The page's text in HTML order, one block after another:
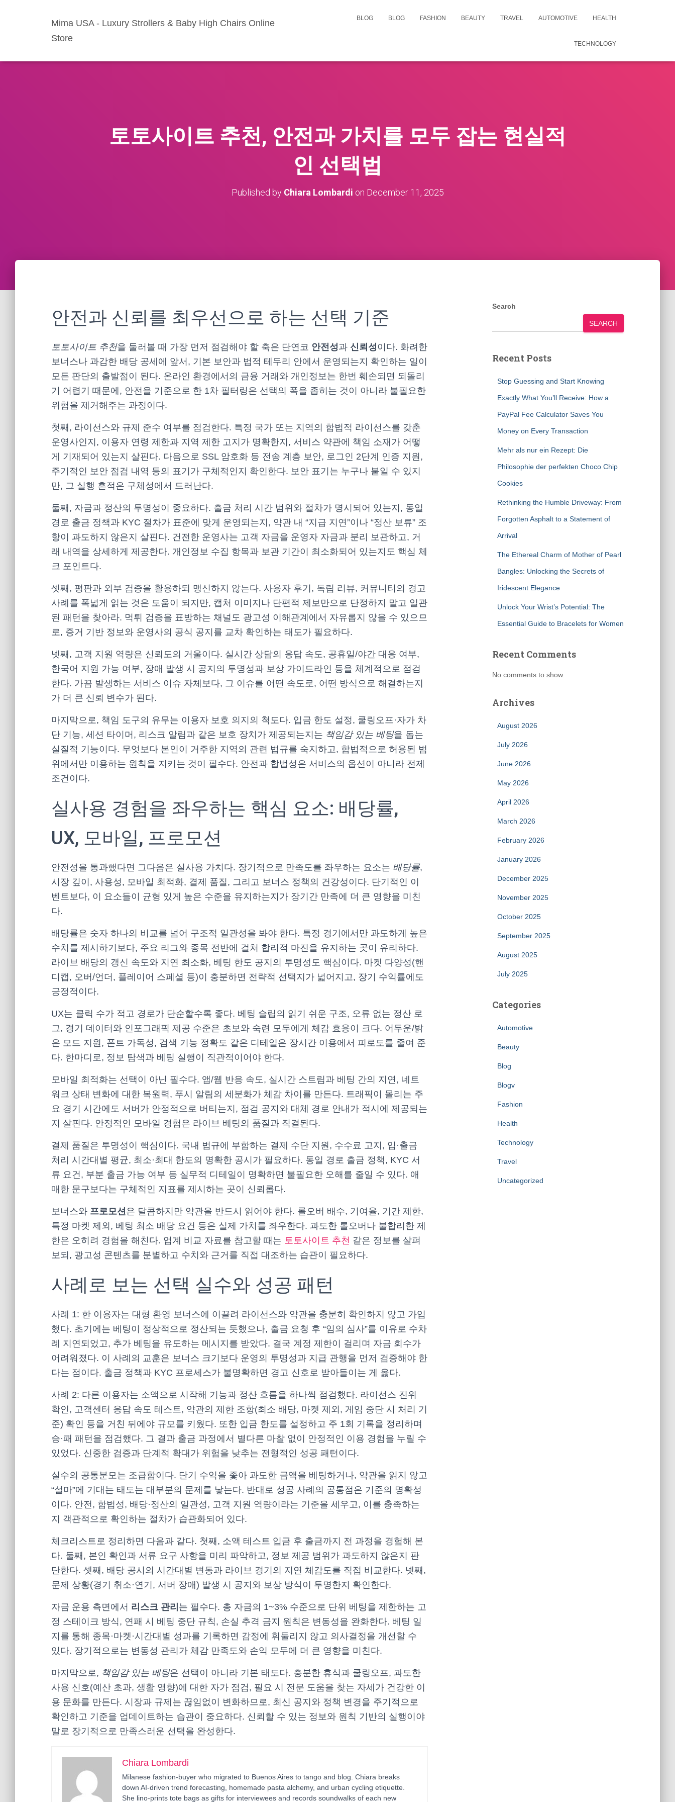
Mima USA - Luxury Strollers & Baby High Chairs Online
Store
BLOG BLOG FASHION BEAUTY TRAVEL AUTOMOTIVE HEALTH
TECHNOLOGY
토토사이트 추천, 안전과 가치를 모두 잡는 현실적
인 선택법
Published by Chiara Lombardi on December 11, 2025
안전과 신뢰를 최우선으로 하는 선택 기준
토토사이트 추천을 둘러볼 때 가장 먼저 점검해야 할 축은 단연코 안전성과 신뢰성이다. 화려한
보너스나 과감한 배당 공세에 앞서, 기본 보안과 법적 테두리 안에서 운영되는지 확인하는 일이
모든 판단의 출발점이 된다. 온라인 환경에서의 금융 거래와 개인정보는 한번 훼손되면 되돌리
기 어렵기 때문에, 안전을 기준으로 한 1차 필터링은 선택의 폭을 좁히는 것이 아니라 불필요한
위험을 제거해주는 과정이다.
첫째, 라이선스와 규제 준수 여부를 점검한다. 특정 국가 또는 지역의 합법적 라이선스를 갖춘
운영사인지, 이용자 연령 제한과 지역 제한 고지가 명확한지, 서비스 약관에 책임 소재가 어떻
게 기재되어 있는지 살핀다. 다음으로 SSL 암호화 등 전송 계층 보안, 로그인 2단계 인증 지원,
주기적인 보안 점검 내역 등의 표기가 구체적인지 확인한다. 보안 표기는 누구나 붙일 수 있지
만, 그 실행 흔적은 구체성에서 드러난다.
둘째, 자금과 정산의 투명성이 중요하다. 출금 처리 시간 범위와 절차가 명시되어 있는지, 동일
경로 출금 정책과 KYC 절차가 표준에 맞게 운영되는지, 약관 내 “지급 지연”이나 “정산 보류” 조
항이 과도하지 않은지 살핀다. 건전한 운영사는 고객 자금을 운영자 자금과 분리 보관하고, 거
래 내역을 상세하게 제공한다. 개인정보 수집 항목과 보관 기간이 최소화되어 있는지도 핵심 체
크 포인트다.
셋째, 평판과 외부 검증을 활용하되 맹신하지 않는다. 사용자 후기, 독립 리뷰, 커뮤니티의 경고
사례를 폭넓게 읽는 것은 도움이 되지만, 캡처 이미지나 단편적 제보만으로 단정하지 말고 일관
된 패턴을 찾아라. 먹튀 검증을 표방하는 채널도 광고성 이해관계에서 자유롭지 않을 수 있으므
로, 증거 기반 정보와 운영사의 공식 공지를 교차 확인하는 태도가 필요하다.
넷째, 고객 지원 역량은 신뢰도의 거울이다. 실시간 상담의 응답 속도, 공휴일/야간 대응 여부,
한국어 지원 가능 여부, 장애 발생 시 공지의 투명성과 보상 가이드라인 등을 체계적으로 점검
한다. 가끔 발생하는 서비스 이슈 자체보다, 그 이슈를 어떤 속도로, 어떤 방식으로 해결하는지
가 더 큰 신뢰 변수가 된다.
마지막으로, 책임 도구의 유무는 이용자 보호 의지의 척도다. 입금 한도 설정, 쿨링오프·자가 차
단 기능, 세션 타이머, 리스크 알림과 같은 보호 장치가 제공되는지는 책임감 있는 베팅을 돕는
실질적 기능이다. 무엇보다 본인이 거주한 지역의 관련 법규를 숙지하고, 합법적으로 허용된 범
위에서만 이용하는 원칙을 지키는 것이 필수다. 안전과 합법성은 서비스의 옵션이 아니라 전제
조건이다.
실사용 경험을 좌우하는 핵심 요소: 배당률,
UX, 모바일, 프로모션
안전성을 통과했다면 그다음은 실사용 가치다. 장기적으로 만족도를 좌우하는 요소는 배당률,
시장 깊이, 사용성, 모바일 최적화, 결제 품질, 그리고 보너스 정책의 건강성이다. 단기적인 이
벤트보다, 이 요소들이 균형 있게 높은 수준을 유지하는지가 장기간 만족에 더 큰 영향을 미친
다.
배당률은 숫자 하나의 비교를 넘어 구조적 일관성을 봐야 한다. 특정 경기에서만 과도하게 높은
수치를 제시하기보다, 주요 리그와 종목 전반에 걸쳐 합리적 마진을 유지하는 곳이 유리하다.
라이브 배당의 갱신 속도와 지연 최소화, 베팅 한도 공지의 투명성도 핵심이다. 마켓 다양성(핸
디캡, 오버/언더, 플레이어 스페셜 등)이 충분하면 전략적 선택지가 넓어지고, 장기 수익률에도
긍정적이다.
UX는 클릭 수가 적고 경로가 단순할수록 좋다. 베팅 슬립의 읽기 쉬운 구조, 오류 없는 정산 로
그, 경기 데이터와 인포그래픽 제공 수준은 초보와 숙련 모두에게 체감 효용이 크다. 어두운/밝
은 모드 지원, 폰트 가독성, 검색 기능 정확도 같은 디테일은 장시간 이용에서 피로도를 줄여 준
다. 한마디로, 정보 탐색과 베팅 실행이 직관적이어야 한다.
모바일 최적화는 선택이 아닌 필수다. 앱/웹 반응 속도, 실시간 스트림과 베팅 간의 지연, 네트
워크 상태 변화에 대한 복원력, 푸시 알림의 세분화가 체감 차이를 만든다. 트래픽이 몰리는 주
요 경기 시간에도 서버가 안정적으로 버티는지, 점검 공지와 대체 경로 안내가 적시에 제공되는
지 살핀다. 안정적인 모바일 경험은 라이브 베팅의 품질과 직결된다.
결제 품질은 투명성이 핵심이다. 국내 법규에 부합하는 결제 수단 지원, 수수료 고지, 입·출금
처리 시간대별 평균, 최소·최대 한도의 명확한 공시가 필요하다. 동일 경로 출금 정책, KYC 서
류 요건, 부분 출금 가능 여부 등 실무적 디테일이 명확하면 불필요한 오해를 줄일 수 있다. 애
매한 문구보다는 구체적인 지표를 제시하는 곳이 신뢰롭다.
보너스와 프로모션은 달콤하지만 약관을 반드시 읽어야 한다. 롤오버 배수, 기여율, 기간 제한,
특정 마켓 제외, 베팅 최소 배당 요건 등은 실제 가치를 좌우한다. 과도한 롤오버나 불합리한 제
한은 오히려 경험을 해친다. 업계 비교 자료를 참고할 때는 토토사이트 추천 같은 정보를 살펴
보되, 광고성 콘텐츠를 분별하고 수치와 근거를 직접 대조하는 습관이 필요하다.
사례로 보는 선택 실수와 성공 패턴
사례 1: 한 이용자는 대형 환영 보너스에 이끌려 라이선스와 약관을 충분히 확인하지 않고 가입
했다. 초기에는 베팅이 정상적으로 정산되는 듯했으나, 출금 요청 후 “임의 심사”를 이유로 수차
례 지연되었고, 추가 베팅을 유도하는 메시지를 받았다. 결국 계정 제한이 걸리며 자금 회수가
어려워졌다. 이 사례의 교훈은 보너스 크기보다 운영의 투명성과 지급 관행을 먼저 검증해야 한
다는 점이다. 출금 정책과 KYC 프로세스가 불명확하면 경고 신호로 받아들이는 게 옳다.
사례 2: 다른 이용자는 소액으로 시작해 기능과 정산 흐름을 하나씩 점검했다. 라이선스 진위
확인, 고객센터 응답 속도 테스트, 약관의 제한 조항(최소 배당, 마켓 제외, 게임 중단 시 처리 기
준) 확인 등을 거친 뒤에야 규모를 키웠다. 또한 입금 한도를 설정하고 주 1회 기록을 정리하며
승·패 패턴을 점검했다. 그 결과 출금 과정에서 별다른 마찰 없이 안정적인 이용 경험을 누릴 수
있었다. 신중한 검증과 단계적 확대가 위험을 낮추는 전형적인 성공 패턴이다.
실수의 공통분모는 조급함이다. 단기 수익을 좇아 과도한 금액을 베팅하거나, 약관을 읽지 않고
“설마”에 기대는 태도는 대부분의 문제를 낳는다. 반대로 성공 사례의 공통점은 기준의 명확성
이다. 안전, 합법성, 배당·정산의 일관성, 고객 지원 역량이라는 기준을 세우고, 이를 충족하는
지 객관적으로 확인하는 절차가 습관화되어 있다.
체크리스트로 정리하면 다음과 같다. 첫째, 소액 테스트 입금 후 출금까지 전 과정을 경험해 본
다. 둘째, 본인 확인과 서류 요구 사항을 미리 파악하고, 정보 제공 범위가 과도하지 않은지 판
단한다. 셋째, 배당 공시의 시간대별 변동과 라이브 경기의 지연 체감도를 직접 비교한다. 넷째,
문제 상황(경기 취소·연기, 서버 장애) 발생 시 공지와 보상 방식이 투명한지 확인한다.
자금 운용 측면에서 리스크 관리 는 필수다. 총 자금의 1~3% 수준으로 단위 베팅을 제한하는 고
정 스테이크 방식, 연패 시 베팅 중단 규칙, 손실 추격 금지 원칙은 변동성을 완화한다. 베팅 일
지를 통해 종목·마켓·시간대별 성과를 기록하면 감정에 휘둘리지 않고 의사결정을 개선할 수
있다. 장기적으로는 변동성 관리가 체감 만족도와 손익 모두에 더 큰 영향을 미친다.
마지막으로, 책임감 있는 베팅은 선택이 아니라 기본 태도다. 충분한 휴식과 쿨링오프, 과도한
사용 신호(예산 초과, 생활 영향)에 대한 자가 점검, 필요 시 전문 도움을 찾는 자세가 건강한 이
용 문화를 만든다. 시장과 규제는 끊임없이 변화하므로, 최신 공지와 정책 변경을 주기적으로
확인하고 기준을 업데이트하는 습관이 중요하다. 신뢰할 수 있는 정보와 원칙 기반의 실행이야
말로 장기적으로 만족스러운 선택을 완성한다.
Chiara Lombardi
Milanese fashion-buyer who migrated to Buenos Aires to tango and blog. Chiara breaks
down AI-driven trend forecasting, homemade pasta alchemy, and urban cycling etiquette.
She lino-prints tote bags as gifts for interviewees and records soundwalks of each new
Search
SEARCH
Recent Posts
Stop Guessing and Start Knowing
Exactly What You’ll Receive: How a
PayPal Fee Calculator Saves You
Money on Every Transaction
Mehr als nur ein Rezept: Die
Philosophie der perfekten Choco Chip
Cookies
Rethinking the Humble Driveway: From
Forgotten Asphalt to a Statement of
Arrival
The Ethereal Charm of Mother of Pearl
Bangles: Unlocking the Secrets of
Iridescent Elegance
Unlock Your Wrist’s Potential: The
Essential Guide to Bracelets for Women
Recent Comments
No comments to show.
Archives
August 2026
July 2026
June 2026
May 2026
April 2026
March 2026
February 2026
January 2026
December 2025
November 2025
October 2025
September 2025
August 2025
July 2025
Categories
Automotive
Beauty
Blog
Blogv
Fashion
Health
Technology
Travel
Uncategorized